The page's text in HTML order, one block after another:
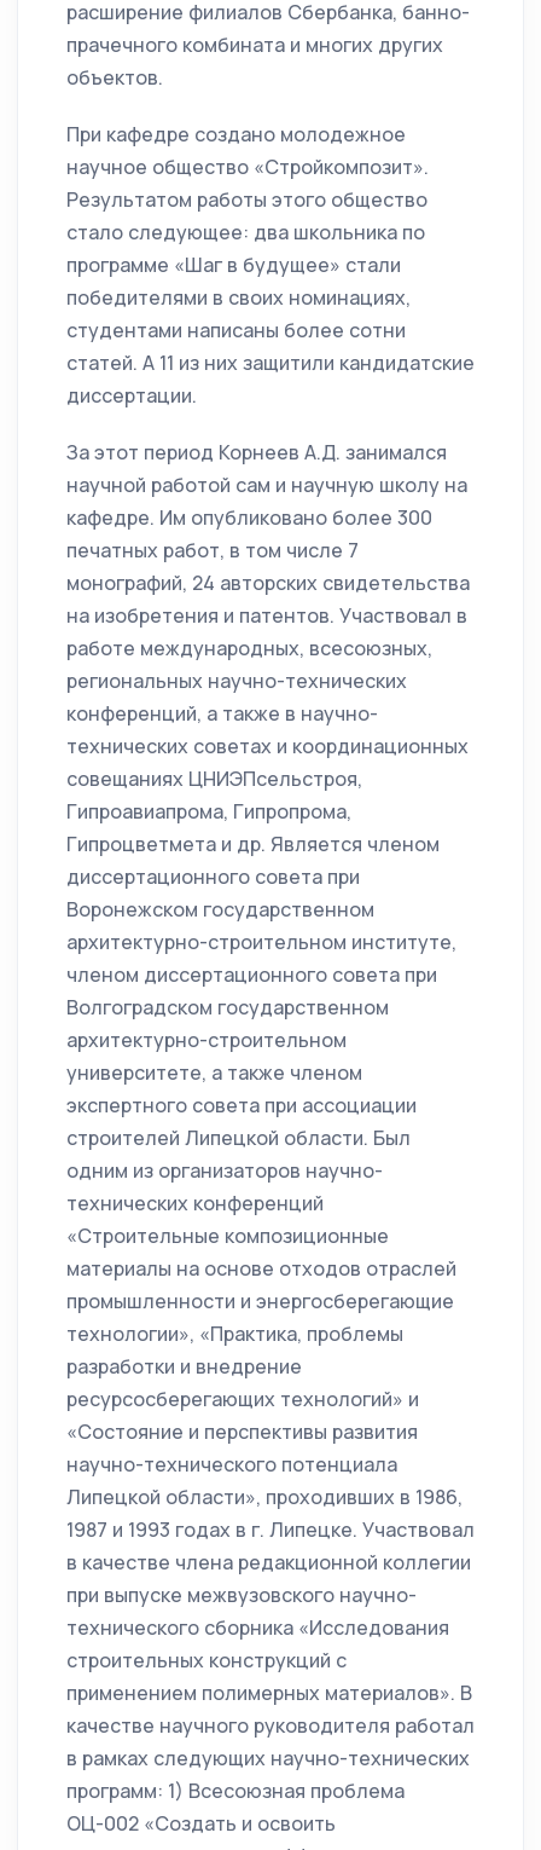
расширение филиалов Сбербанка, банно-
прачечного комбината и многих других
объектов.
При кафедре создано молодежное
научное общество «Стройкомпозит».
Результатом работы этого общество
стало следующее: два школьника по
программе «Шаг в будущее» стали
победителями в своих номинациях,
студентами написаны более сотни
статей. А 11 из них защитили кандидатские
диссертации.
За этот период Корнеев А.Д. занимался
научной работой сам и научную школу на
кафедре. Им опубликовано более 300
печатных работ, в том числе 7
монографий, 24 авторских свидетельства
на изобретения и патентов. Участвовал в
работе международных, всесоюзных,
региональных научно-технических
конференций, а также в научно-
технических советах и координационных
совещаниях ЦНИЭПсельстроя,
Гипроавиапрома, Гипропрома,
Гипроцветмета и др. Является членом
диссертационного совета при
Воронежском государственном
архитектурно-строительном институте,
членом диссертационного совета при
Волгоградском государственном
архитектурно-строительном
университете, а также членом
экспертного совета при ассоциации
строителей Липецкой области. Был
одним из организаторов научно-
технических конференций
«Строительные композиционные
материалы на основе отходов отраслей
промышленности и энергосберегающие
технологии», «Практика, проблемы
разработки и внедрение
ресурсосберегающих технологий» и
«Состояние и перспективы развития
научно-технического потенциала
Липецкой области», проходивших в 1986,
1987 и 1993 годах в г. Липецке. Участвовал
в качестве члена редакционной коллегии
при выпуске межвузовского научно-
технического сборника «Исследования
строительных конструкций с
применением полимерных материалов». В
качестве научного руководителя работал
в рамках следующих научно-технических
программ: 1) Всесоюзная проблема
ОЦ-002 «Создать и освоить